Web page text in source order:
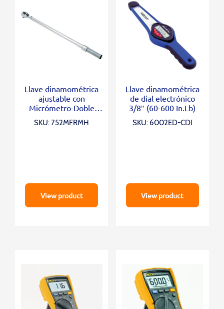
Llave dinamométrica
ajustable con
Micrómetro-Doble
SKU: 752MFRMH
View product
Llave dinamométrica
de dial electrónico
3/8″ (60-600 In.Lb)
SKU: 6002ED-CDI
View product